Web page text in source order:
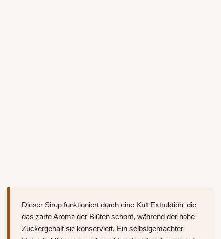
Dieser Sirup funktioniert durch eine Kalt Extraktion, die
das zarte Aroma der Blüten schont, während der hohe
Zuckergehalt sie konserviert. Ein selbstgemachter